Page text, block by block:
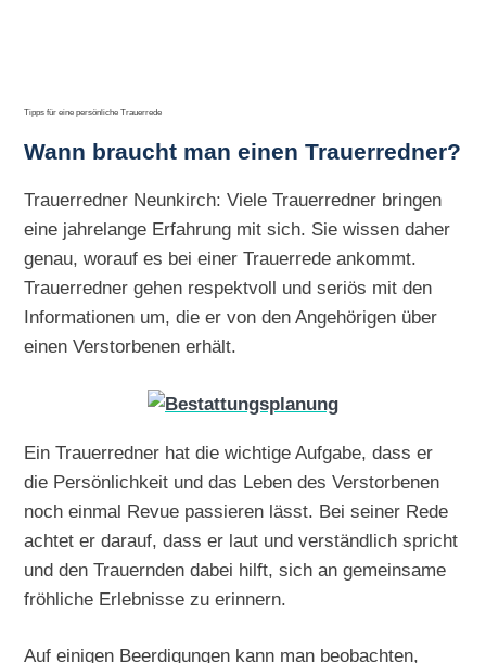
Tipps für eine persönliche Trauerrede
Wann braucht man einen Trauerredner?
Trauerredner Neunkirch: Viele Trauerredner bringen
eine jahrelange Erfahrung mit sich. Sie wissen daher
genau, worauf es bei einer Trauerrede ankommt.
Trauerredner gehen respektvoll und seriös mit den
Informationen um, die er von den Angehörigen über
einen Verstorbenen erhält.
Ein Trauerredner hat die wichtige Aufgabe, dass er
die Persönlichkeit und das Leben des Verstorbenen
noch einmal Revue passieren lässt. Bei seiner Rede
achtet er darauf, dass er laut und verständlich spricht
und den Trauernden dabei hilft, sich an gemeinsame
fröhliche Erlebnisse zu erinnern.
Auf einigen Beerdigungen kann man beobachten,